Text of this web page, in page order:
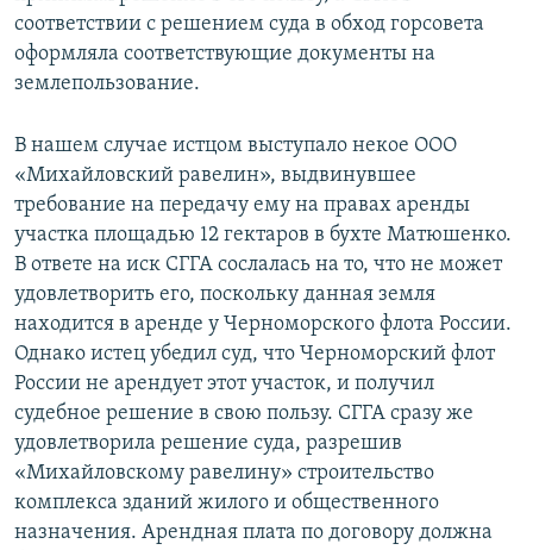
соответствии с решением суда в обход горсовета
оформляла соответствующие документы на
землепользование.
В нашем случае истцом выступало некое ООО
«Михайловский равелин», выдвинувшее
требование на передачу ему на правах аренды
участка площадью 12 гектаров в бухте Матюшенко.
В ответе на иск СГГА сослалась на то, что не может
удовлетворить его, поскольку данная земля
находится в аренде у Черноморского флота России.
Однако истец убедил суд, что Черноморский флот
России не арендует этот участок, и получил
судебное решение в свою пользу. СГГА сразу же
удовлетворила решение суда, разрешив
«Михайловскому равелину» строительство
комплекса зданий жилого и общественного
назначения. Арендная плата по договору должна